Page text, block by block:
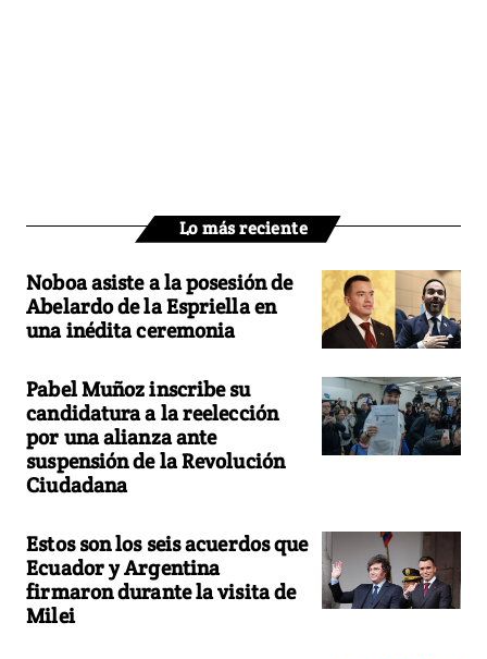
Lo más reciente
Noboa asiste a la posesión de
Abelardo de la Espriella en
una inédita ceremonia
Pabel Muñoz inscribe su
candidatura a la reelección
por una alianza ante
suspensión de la Revolución
Ciudadana
Estos son los seis acuerdos que
Ecuador y Argentina
firmaron durante la visita de
Milei